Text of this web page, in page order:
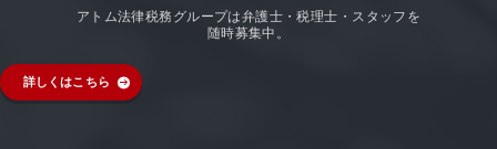
アトム法律税務グループは弁護士・税理士・スタッフを
随時募集中。
詳しくはこちら